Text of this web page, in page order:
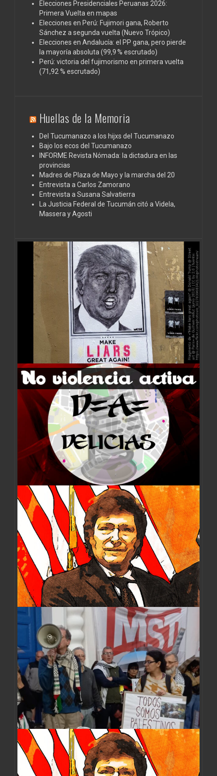
Elecciones Presidenciales Peruanas 2026:
Primera Vuelta en mapas
Elecciones en Perú: Fujimori gana, Roberto
Sánchez a segunda vuelta (Nuevo Trópico)
Elecciones en Andalucía: el PP gana, pero pierde
la mayoría absoluta (99,9 % escrutado)
Perú: victoria del fujimorismo en primera vuelta
(71,92 % escrutado)
Huellas de la Memoria
Del Tucumanazo a los hijxs del Tucumanazo
Bajo los ecos del Tucumanazo
INFORME Revista Nómada: la dictadura en las
provincias
Madres de Plaza de Mayo y la marcha del 20
Entrevista a Carlos Zamorano
Entrevista a Susana Salvatierra
La Justicia Federal de Tucumán citó a Videla,
Massera y Agosti